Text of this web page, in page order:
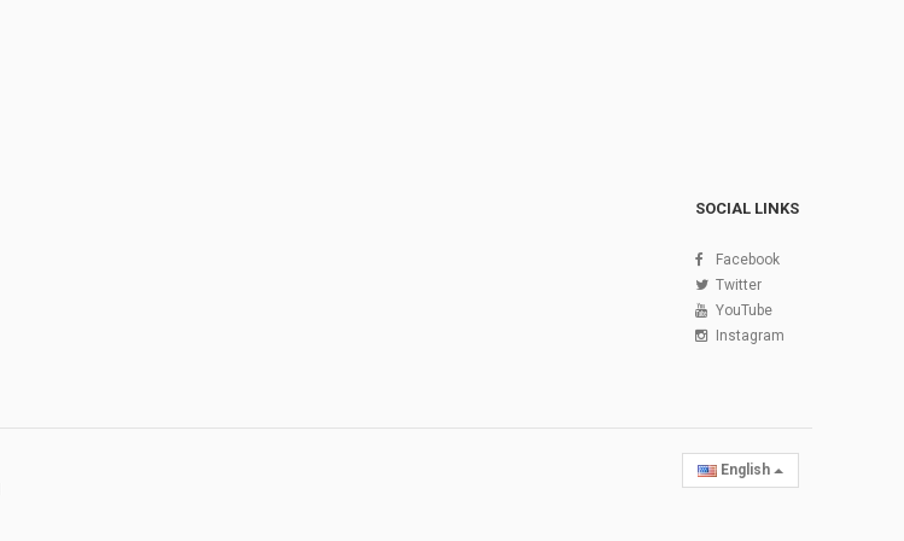
SOCIAL LINKS
Facebook
Twitter
YouTube
Instagram
English